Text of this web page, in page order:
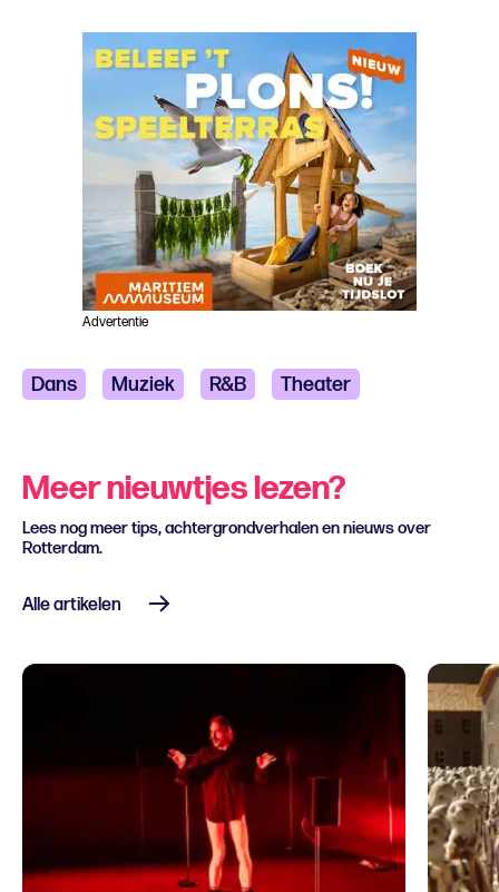
Advertentie
Dans Muziek R&B Theater
Meer nieuwtjes lezen?
Lees nog meer tips, achtergrondverhalen en nieuws over
Rotterdam.
Alle artikelen